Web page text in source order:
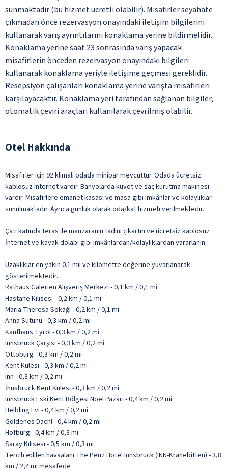
sunmaktadır (bu hizmet ücretli olabilir). Misafirler seyahate
çıkmadan önce rezervasyon onayındaki iletişim bilgilerini
kullanarak varış ayrıntılarını konaklama yerine bildirmelidir.
Konaklama yerine saat 23 sonrasında varış yapacak
misafirlerin önceden rezervasyon onayındaki bilgileri
kullanarak konaklama yeriyle iletişime geçmesi gereklidir.
Resepsiyon çalışanları konaklama yerine varışta misafirleri
karşılayacaktır. Konaklama yeri tarafından sağlanan bilgiler,
otomatik çeviri araçları kullanılarak çevrilmiş olabilir.
Otel Hakkında
Misafirler için 92 klimalı odada minibar mevcuttur. Odada ücretsiz
kablosuz internet vardır. Banyolarda küvet ve saç kurutma makinesi
vardır. Misafirlere emanet kasası ve masa gibi imkânlar ve kolaylıklar
sunulmaktadır. Ayrıca günlük olarak oda/kat hizmeti verilmektedir.
Çatı katında teras ile manzaranın tadını çıkartın ve ücretsiz kablosuz
İnternet ve kayak dolabı gibi imkânlardan/kolaylıklardan yararlanın.
Uzaklıklar en yakın 0.1 mil ve kilometre değerine yuvarlanarak
gösterilmektedir.
Rathaus Galerien Alışveriş Merkezi - 0,1 km / 0,1 mi
Hastane Kilisesi - 0,2 km / 0,1 mi
Maria Theresa Sokağı - 0,2 km / 0,1 mi
Anna Sütunu - 0,3 km / 0,2 mi
Kaufhaus Tyrol - 0,3 km / 0,2 mi
Innsbruck Çarşısı - 0,3 km / 0,2 mi
Ottoburg - 0,3 km / 0,2 mi
Kent Kulesi - 0,3 km / 0,2 mi
Inn - 0,3 km / 0,2 mi
İnnsbruck Kent Kulesi - 0,3 km / 0,2 mi
Innsbruck Eski Kent Bölgesi Noel Pazarı - 0,4 km / 0,2 mi
Helbling Evi - 0,4 km / 0,2 mi
Goldenes Dachl - 0,4 km / 0,2 mi
Hofburg - 0,4 km / 0,3 mi
Saray Kilisesi - 0,5 km / 0,3 mi
Tercih edilen havaalanı The Penz Hotel Innsbruck (INN-Kranebitten) - 3,8
km / 2,4 mi mesafede